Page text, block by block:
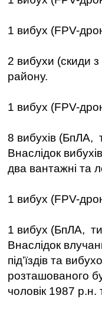
1 вибух (FPV-
2 вибухи (скиди
району.
1 вибух (FPV-
8 вибухів (БпЛА,
Внаслідок
два вантажні та
1 вибух (FPV-
1 вибух (БпЛА,
Внаслідок
під’їздів та
розташованого
чоловік 1987 р.н.